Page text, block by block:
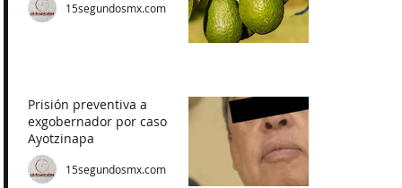
15segundosmx.com
Prisión preventiva a
exgobernador por caso
Ayotzinapa
15segundosmx.com